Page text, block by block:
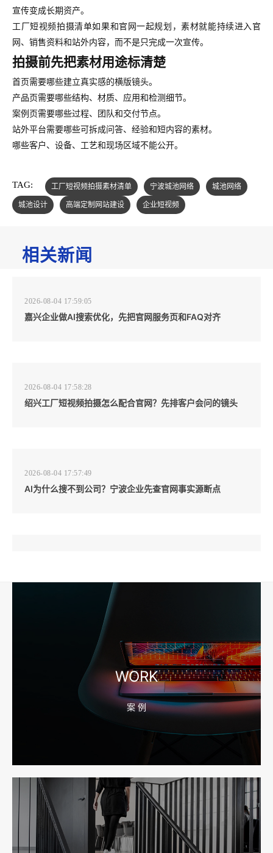
宣传变成长期资产。
工厂短视频拍摄清单如果和官网一起规划，素材就能持续进入官
网、销售资料和站外内容，而不是只完成一次宣传。
拍摄前先把素材用途标清楚
首页需要哪些建立真实感的横版镜头。
产品页需要哪些结构、材质、应用和检测细节。
案例页需要哪些过程、团队和交付节点。
站外平台需要哪些可拆成问答、经验和短内容的素材。
哪些客户、设备、工艺和现场区域不能公开。
TAG: 工厂短视频拍摄素材清单 宁波城池网络
城池网络
城池设计
高端定制网站建设 企业短视频
相关新闻
2026-08-04 17:59:05
嘉兴企业做AI搜索优化，先把官网服务页和FAQ对齐
2026-08-04 17:58:28
绍兴工厂短视频拍摄怎么配合官网？先排客户会问的镜头
2026-08-04 17:57:49
AI为什么搜不到公司？宁波企业先查官网事实源断点
宁波高端网站建设公司推荐，移动端验收别放到最后
宁波网站建设报价怎么看？合同、源码和后台要先写清
2026-08-04 17:55:09
宁波制造业网站建设公司怎么选？先看产品询盘字段
WORK
案 例